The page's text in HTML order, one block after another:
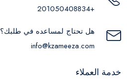
+201050408834
هل تحتاج لمساعده في طلبك؟
info@kzameeza.com
خدمة العملاء